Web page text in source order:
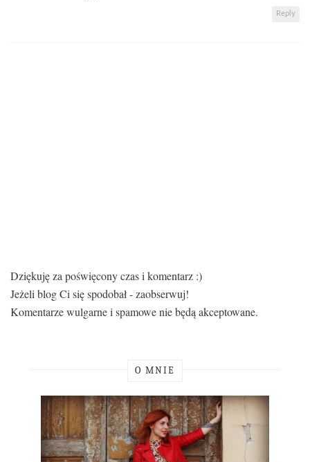
Reply
Dziękuję za poświęcony czas i komentarz :)
Jeżeli blog Ci się spodobał - zaobserwuj!
Komentarze wulgarne i spamowe nie będą akceptowane.
O MNIE